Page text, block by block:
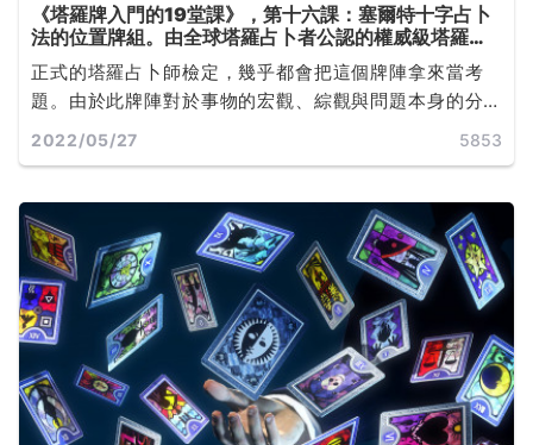
《塔羅牌入門的19堂課》，第十六課：塞爾特十字占卜
法的位置牌組。由全球塔羅占卜者公認的權威級塔羅師
Joan Bunning 所撰寫
正式的塔羅占卜師檢定，幾乎都會把這個牌陣拿來當考
題。由於此牌陣對於事物的宏觀、綜觀與問題本身的分
析，都有相當詳細的說明，因此也造成它的經典地位...
2022/05/27 5853